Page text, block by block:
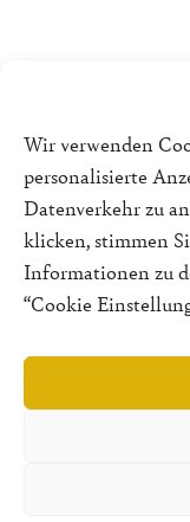
Wir verwenden
personalisierte
Datenverkehr zu
klicken, stimmen
Informationen zu
“Cookie